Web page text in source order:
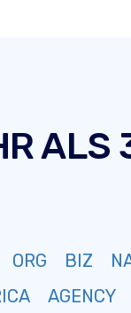
ALS
ORG BIZ
AGENCY